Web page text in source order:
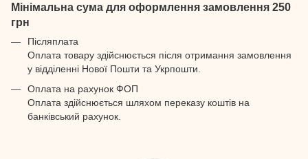
Мінімальна сума для оформлення замовлення 250
грн
Післяплата
Оплата товару здійснюється після отримання замовлення
у відділенні Нової Пошти та Укрпошти.
Оплата на рахунок ФОП
Оплата здійснюється шляхом переказу коштів на
банківський рахунок.